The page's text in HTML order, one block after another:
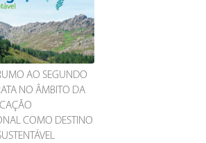
AO SEGUNDO
NO ÂMBITO DA
COMO DESTINO